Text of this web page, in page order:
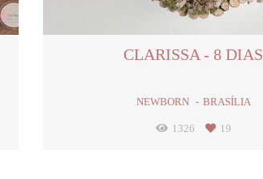
CLARISSA - 8 DIAS
NEWBORN BRASÍLIA
1326 19